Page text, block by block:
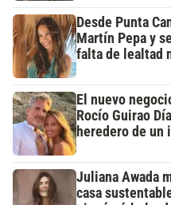
Desde Punta
Martín Pepa y
falta de lealtad
El nuevo
Rocío Guirao
heredero de
Juliana Awada
casa